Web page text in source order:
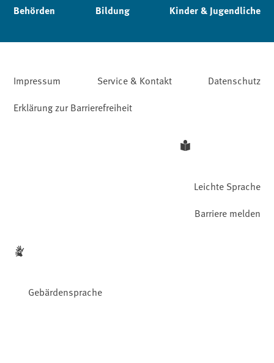
Behörden Bildung Kinder & Jugendliche
Impressum Service & Kontakt
Datenschutz
Erklärung zur Barrierefreiheit
Leichte Sprache
Gebärdensprache
Barriere melden